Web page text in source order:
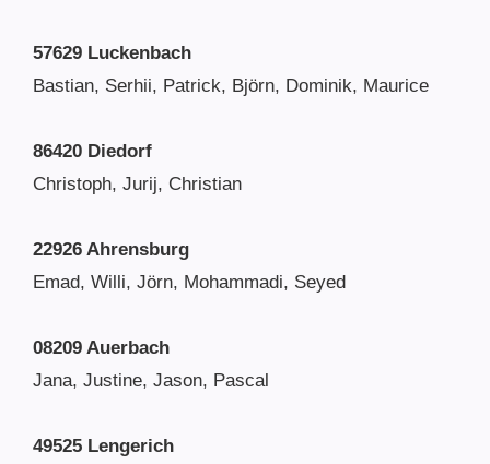
57629 Luckenbach
Bastian, Serhii, Patrick, Björn, Dominik, Maurice
86420 Diedorf
Christoph, Jurij, Christian
22926 Ahrensburg
Emad, Willi, Jörn, Mohammadi, Seyed
08209 Auerbach
Jana, Justine, Jason, Pascal
49525 Lengerich